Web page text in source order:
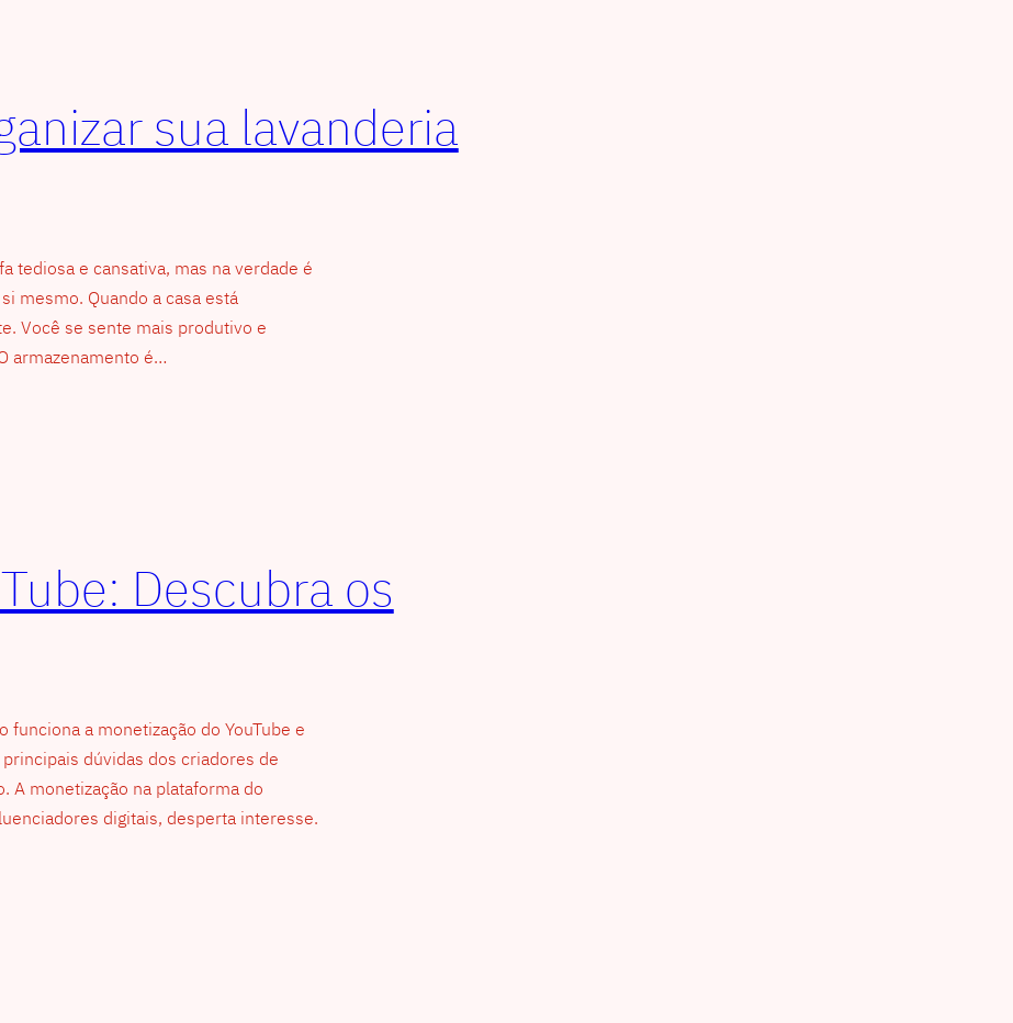
sua lavanderia
tediosa e cansativa, mas na verdade é
mesmo. Quando a casa está
Você se sente mais produtivo e
armazenamento é…
Descubra os
a monetização do YouTube e
dúvidas dos criadores de
A monetização na plataforma do
digitais, desperta interesse.